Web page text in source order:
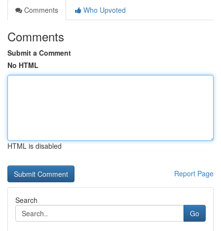
Comments
Who Upvoted
Comments
Submit a Comment
No HTML
HTML is disabled
Report Page
Search
Go